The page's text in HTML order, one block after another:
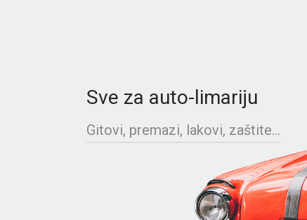
Sve za auto-limariju
Gitovi, premazi, lakovi, zaštite...